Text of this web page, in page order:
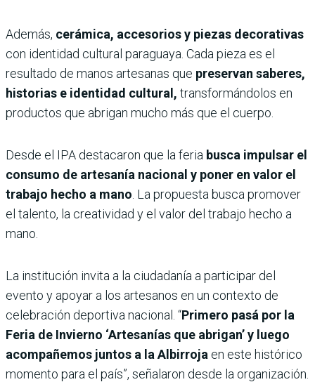
Además, cerámica, accesorios y piezas decorativas
con identidad cultural paraguaya. Cada pieza es el
resultado de manos artesanas que preservan saberes,
historias e identidad cultural, transformándolos en
productos que abrigan mucho más que el cuerpo.
Desde el IPA destacaron que la feria busca impulsar el
consumo de artesanía nacional y poner en valor el
trabajo hecho a mano . La propuesta busca promover
el talento, la creatividad y el valor del trabajo hecho a
mano.
La institución invita a la ciudadanía a participar del
evento y apoyar a los artesanos en un contexto de
celebración deportiva nacional. “Primero pasá por la
Feria de Invierno ‘Artesanías que abrigan’ y luego
acompañemos juntos a la Albirroja en este histórico
momento para el país”, señalaron desde la organización.